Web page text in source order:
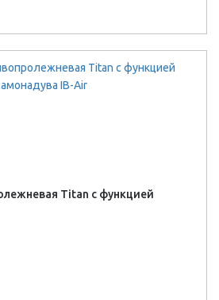
Titan с функцией